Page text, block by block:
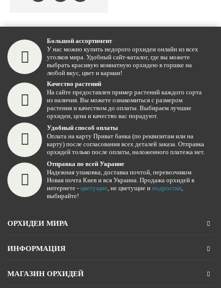
Большой ассортимент
У нас можно купить недорого орхидеи онлайн из всех
уголков мира. Удобный сайт-каталог, где вы можете
выбрать красивую комнатную орхидею в горшке на
любой вкус, цвет и карман!
Качество растений
На сайте предоставлен пример растений каждого сорта
из наличия. Вы можете ознакомиться с размером
растения и качеством до оплаты. Выбираем лучшие
орхидеи, цена и качество вас порадуют.
Удобный способ оплаты
Оплата на карту Приват банка (по реквизитам или на
карту) после согласования всех деталей заказа. Отправка
орхидей только после оплаты, наложенного платежа нет.
Отправка по всей Украине
Надежная упаковка, доставка почтой, перевозчиком
Новая почта Киев и вся Украина. Продажа орхидей в
интернете - цветущие, не цветущие и подростки,
выбирайте!
ОРХИДЕИ МИРА
ИНФОРМАЦИЯ
МАГАЗИН ОРХИДЕЙ